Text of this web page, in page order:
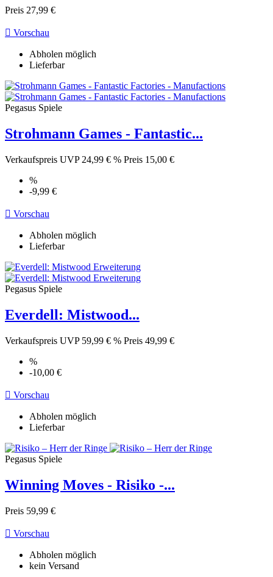
Preis 27,99 €
 Vorschau
Abholen möglich
Lieferbar
Pegasus Spiele
Strohmann Games - Fantastic...
Verkaufspreis UVP 24,99 € % Preis 15,00 €
%
-9,99 €
 Vorschau
Abholen möglich
Lieferbar
Pegasus Spiele
Everdell: Mistwood...
Verkaufspreis UVP 59,99 € % Preis 49,99 €
%
-10,00 €
 Vorschau
Abholen möglich
Lieferbar
Pegasus Spiele
Winning Moves - Risiko -...
Preis 59,99 €
 Vorschau
Abholen möglich
kein Versand